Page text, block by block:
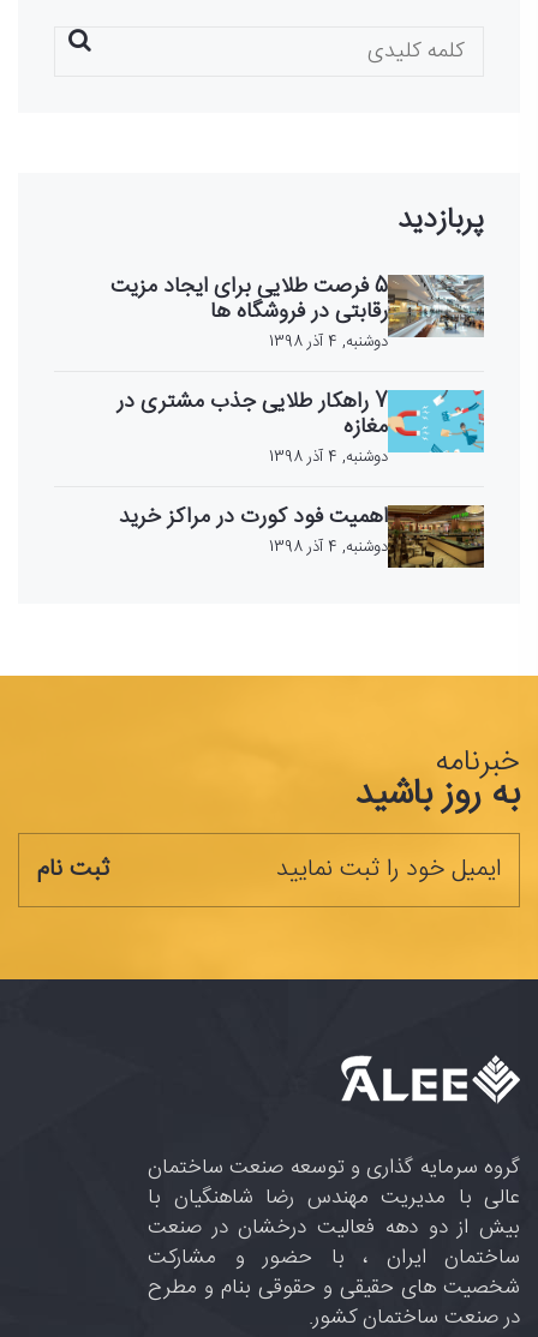
پربازدید
5 فرصت طلایی برای ایجاد مزیت
رقابتی در فروشگاه ها
دوشنبه, 4 آذر 1398
7 راهکار طلایی جذب مشتری در
مغازه
دوشنبه, 4 آذر 1398
اهمیت فود کورت در مراکز خرید
دوشنبه, 4 آذر 1398
خبرنامه
به روز باشید
ثبت نام
گروه سرمایه گذاری و توسعه صنعت ساختمان
عالی با مدیریت مهندس رضا شاهنگیان با
بیش از دو دهه فعالیت درخشان در صنعت
ساختمان ایران ، با حضور و مشارکت
شخصیت های حقیقی و حقوقی بنام و مطرح
در صنعت ساختمان کشور.